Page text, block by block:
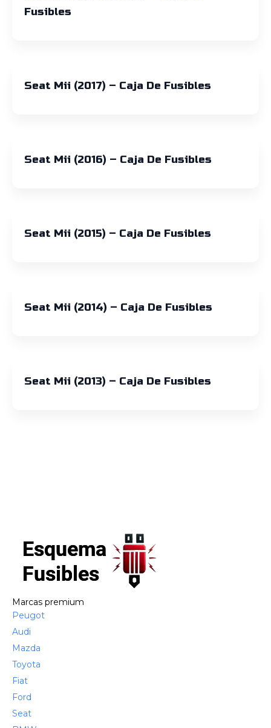
Fusibles
Seat Mii (2017) – Caja De Fusibles
Seat Mii (2016) – Caja De Fusibles
Seat Mii (2015) – Caja De Fusibles
Seat Mii (2014) – Caja De Fusibles
Seat Mii (2013) – Caja De Fusibles
Marcas premium
Peugot
Audi
Mazda
Toyota
Fiat
Ford
Seat